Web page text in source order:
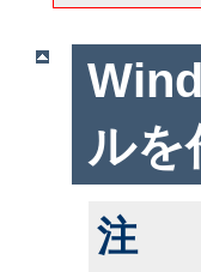
ルを
注